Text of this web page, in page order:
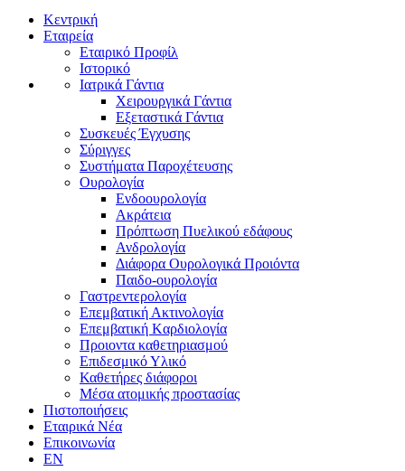
Κεντρική
Εταιρεία
Εταιρικό Προφίλ
Ιστορικό
Ιατρικά Γάντια
Χειρουργικά Γάντια
Εξεταστικά Γάντια
Συσκευές Έγχυσης
Σύριγγες
Συστήματα Παροχέτευσης
Ουρολογία
Ενδοουρολογία
Ακράτεια
Πρόπτωση Πυελικού εδάφους
Ανδρολογία
Διάφορα Ουρολογικά Προιόντα
Παιδο-ουρολογία
Γαστρεντερολογία
Επεμβατική Ακτινολογία
Επεμβατική Kαρδιολογία
Προιοντα καθετηριασμού
Επιδεσμικό Υλικό
Καθετήρες διάφοροι
Μέσα ατομικής προστασίας
Πιστοποιήσεις
Εταιρικά Νέα
Επικοινωνία
EN